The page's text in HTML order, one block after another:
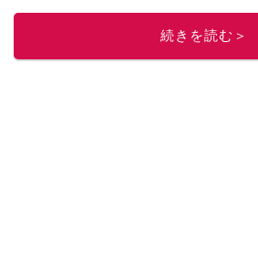
このイチオ
続きを読む＞